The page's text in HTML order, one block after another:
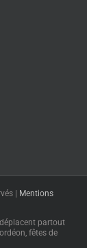
|
Mentions
partout
fêtes de